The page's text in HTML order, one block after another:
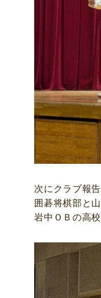
次にクラブ報告
囲碁将棋部と
岩中ＯＢの高